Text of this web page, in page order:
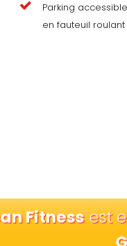
Parking
en fauteuil roulant
Fitnessest